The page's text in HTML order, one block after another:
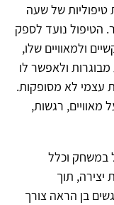
טיפוליות של שעה
הטיפול נועד לספק
ולמאוויים שלו,
ולאפשר לו
עצמי לא מסופקות.
מאוויים, רגשות,
במשחק וכלל
יצירה, תוך
בן הראה צורך